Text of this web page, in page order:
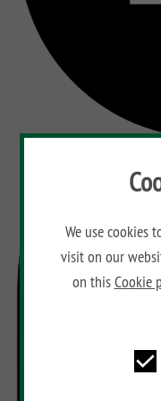
We use cookies
visit on our
on thisCookie